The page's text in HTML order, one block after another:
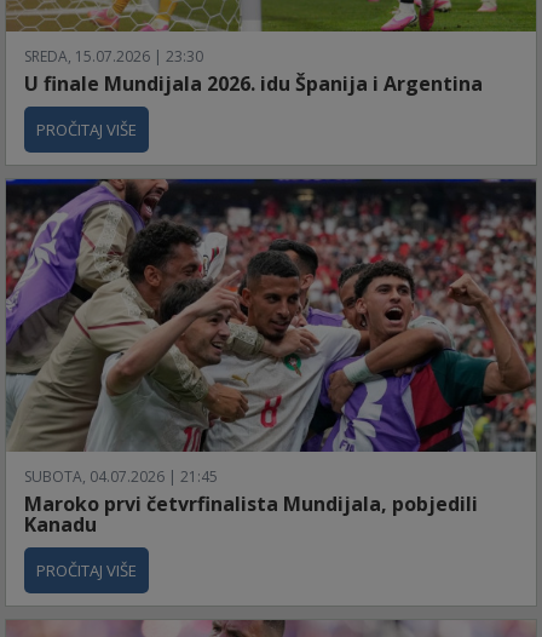
SREDA, 15.07.2026 | 23:30
U finale Mundijala 2026. idu Španija i Argentina
PROČITAJ VIŠE
SUBOTA, 04.07.2026 | 21:45
Maroko prvi četvrfinalista Mundijala, pobjedili
Kanadu
PROČITAJ VIŠE